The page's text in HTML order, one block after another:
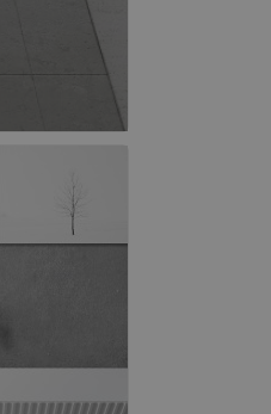
GREEK
SLOVENIAN